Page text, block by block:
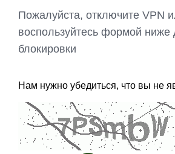
Пожалуйста, отключите VPN
воспользуйтесь формой ниже
блокировки
Нам нужно убедиться, что вы не